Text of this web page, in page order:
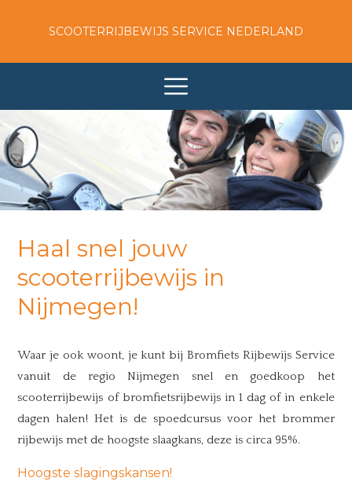
SCOOTERRIJBEWIJS SERVICE NEDERLAND
Haal snel jouw
scooterrijbewijs in
Nijmegen!
Waar je ook woont, je kunt bij Bromfiets Rijbewijs Service
vanuit de regio Nijmegen snel en goedkoop het
scooterrijbewijs of bromfietsrijbewijs in 1 dag of in enkele
dagen halen! Het is de spoedcursus voor het brommer
rijbewijs met de hoogste slaagkans, deze is circa 95%.
Hoogste slagingskansen!